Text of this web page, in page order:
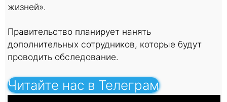
жизней».
Правительство планирует нанять
дополнительных сотрудников, которые будут
проводить обследование.
Читайте нас в Телеграм